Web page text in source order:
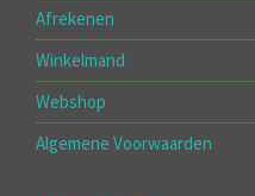
Afrekenen
Winkelmand
Webshop
Algemene Voorwaarden